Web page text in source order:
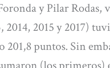
y Pilar Rodas,
2014, 2015 y 2017)
201,8 puntos. Sin